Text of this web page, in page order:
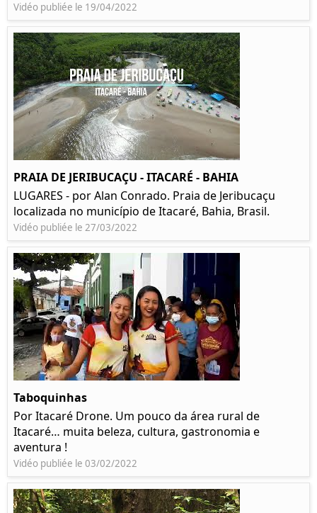
Vidéo publiée le 19/04/2022
PRAIA DE JERIBUCAÇU - ITACARÉ - BAHIA
LUGARES - por Alan Conrado. Praia de Jeribucaçu
localizada no município de Itacaré, Bahia, Brasil.
Vidéo publiée le 27/03/2022
Taboquinhas
Por Itacaré Drone. Um pouco da área rural de
Itacaré… muita beleza, cultura, gastronomia e
aventura !
Vidéo publiée le 03/02/2022